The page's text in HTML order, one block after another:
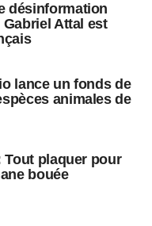
désinformation
Attal est
lance un fonds de
animales de
Tout plaquer pour
bouée